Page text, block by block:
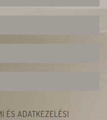
ÉS ADATKEZELÉSI